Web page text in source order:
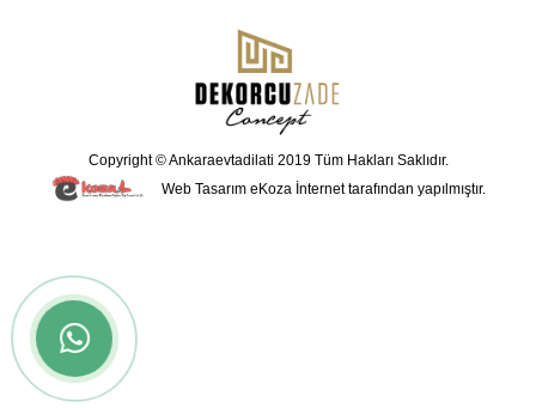
Copyright © Ankaraevtadilati 2019 Tüm Hakları Saklıdır.
Web TasarımeKoza İnternet tarafından yapılmıştır.